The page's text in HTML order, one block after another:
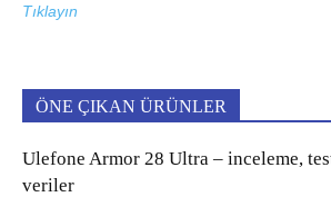
Tıklayın
ÖNE ÇIKAN ÜRÜNLER
Ulefone Armor 28 Ultra – inceleme,
veriler